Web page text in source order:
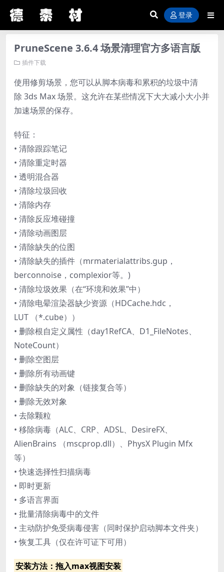
登录
PruneScene 3.6.4 场景清理官方多语言版
插件下载
使用修剪场景，您可以从脚本病毒和累积的垃圾中清
除 3ds Max 场景。这允许在某些情况下大大减小大小并
加速场景的保存。
特征：
• 清除跟踪笔记
• 清除重定时器
• 透明混合器
• 清除垃圾回收
• 清除内存
• 清除反应堆碰撞
• 清除动画图层
• 清除缺失的位图
• 清除缺失的插件（mrmaterialattribs.gup，
berconnoise，complexior等。)
• 清除垃圾效果（在“环境和效果”中）
• 清除电晕渲染器缺少资源（HDCache.hdc，
LUT （*.cube））
• 删除根自定义属性（day1RefCA、D1_FileNotes、
NoteCount）
• 删除空图层
• 删除所有动画键
• 删除缺失的对象（链接复合等）
• 删除无效对象
• 去除颗粒
• 移除病毒（ALC、CRP、ADSL、DesireFX、
AlienBrains （mscprop.dll）、PhysX Plugin Mfx
等）
• 快速选择性扫描病毒
• 即时更新
• 多语言界面
• 批量清除病毒中的文件
• 主动防护免受病毒侵害（同时保护启动脚本文件夹）
• 恢复工具（仅在许可证下可用）
安装方法：拖入max视图安装